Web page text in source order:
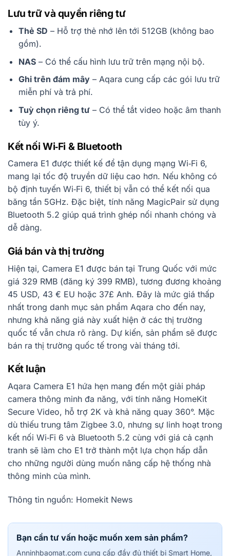
Lưu trữ và quyền riêng tư
Thẻ SD – Hỗ trợ thẻ nhớ lên tới 512GB (không bao
gồm).
NAS– Có thể cấu hình lưu trữ trên mạng nội bộ.
Ghi trên đám mây– Aqara cung cấp các gói lưu trữ
miễn phí và trả phí.
Tuỳ chọn riêng tư– Có thể tắt video hoặc âm thanh
tùy ý.
Kết nối Wi‑Fi & Bluetooth
Camera E1 được thiết kế để tận dụng mạng Wi‑Fi 6,
mang lại tốc độ truyền dữ liệu cao hơn. Nếu không có
bộ định tuyến Wi‑Fi 6, thiết bị vẫn có thể kết nối qua
băng tần 5GHz. Đặc biệt, tính năng MagicPair sử dụng
Bluetooth 5.2 giúp quá trình ghép nối nhanh chóng và
dễ dàng.
Giá bán và thị trường
Hiện tại, Camera E1 được bán tại Trung Quốc với mức
giá 329 RMB (đăng ký 399 RMB), tương đương khoảng
45 USD, 43 € EU hoặc 37£ Anh. Đây là mức giá thấp
nhất trong danh mục sản phẩm Aqara cho đến nay,
nhưng khả năng giá này xuất hiện ở các thị trường
quốc tế vẫn chưa rõ ràng. Dự kiến, sản phẩm sẽ được
bán ra thị trường quốc tế trong vài tháng tới.
Kết luận
Aqara Camera E1 hứa hẹn mang đến một giải pháp
camera thông minh đa năng, với tính năng HomeKit
Secure Video, hỗ trợ 2K và khả năng quay 360°. Mặc
dù thiếu trung tâm Zigbee 3.0, nhưng sự linh hoạt trong
kết nối Wi‑Fi 6 và Bluetooth 5.2 cùng với giá cả cạnh
tranh sẽ làm cho E1 trở thành một lựa chọn hấp dẫn
cho những người dùng muốn nâng cấp hệ thống nhà
thông minh của mình.
Thông tin nguồn: Homekit News
Bạn cần tư vấn hoặc muốn xem sản phẩm?
Anninhbaomat.com cung cấp đầy đủ thiết bị Smart Home,